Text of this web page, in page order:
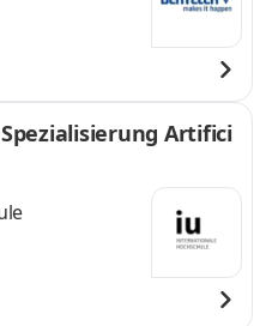
Artifici